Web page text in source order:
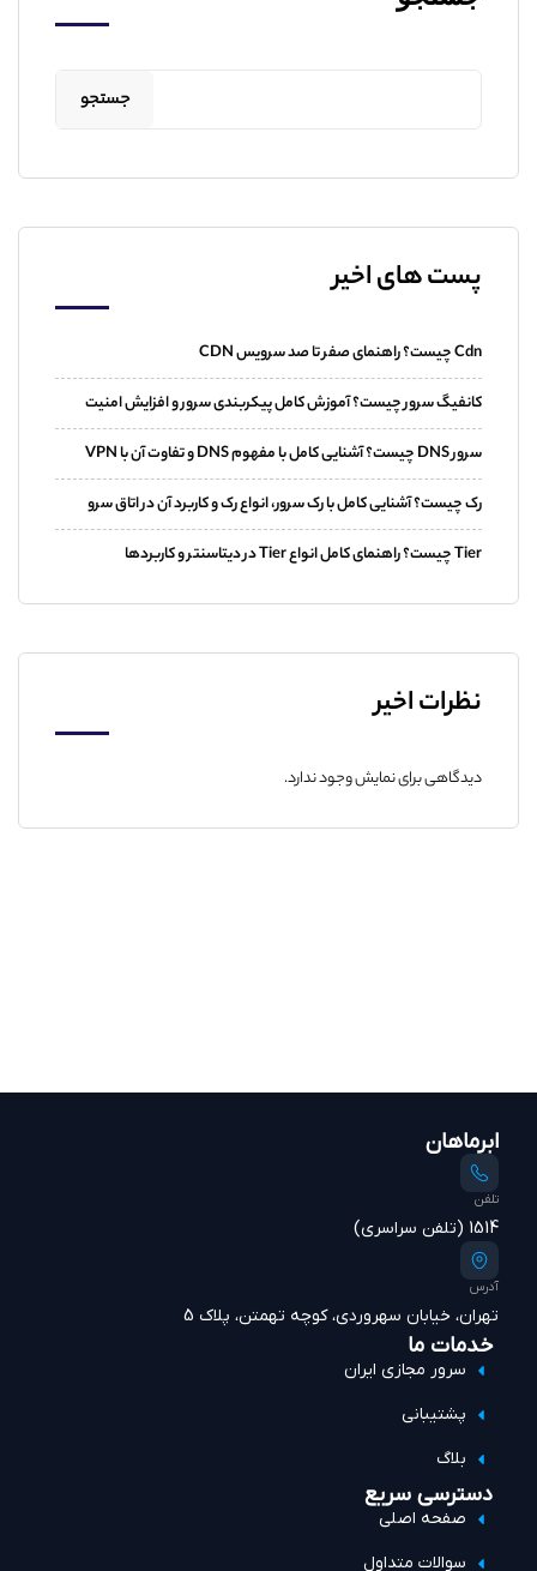
جستجو
پست های اخیر
Cdn چیست؟ راهنمای صفر تا صد سرویس CDN
کانفیگ سرور چیست؟ آموزش کامل پیکربندی سرور و افزایش امنیت
سرور DNS چیست؟ آشنایی کامل با مفهوم DNS و تفاوت آن با VPN
رک چیست؟ آشنایی کامل با رک سرور، انواع رک و کاربرد آن در اتاق سرو
Tier چیست؟ راهنمای کامل انواع Tier در دیتاسنتر و کاربردها
نظرات اخیر
دیدگاهی برای نمایش وجود ندارد.
دسترسی سریع
صفحه اصلی
سوالات متداول
خدمات ما
سرور مجازی ایران
پشتیبانی
بلاگ
ابرماهان
تلفن
1514 (تلفن سراسری)
آدرس
تهران، خیابان سهروردی، کوچه تهمتن، پلاک 5